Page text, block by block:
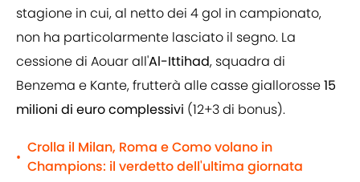
stagione in cui, al netto dei 4 gol in campionato,
non ha particolarmente lasciato il segno. La
cessione di Aouar all'Al-Ittihad, squadra di
Benzema e Kante, frutterà alle casse giallorosse15
milioni di euro complessivi (12+3 di bonus).
•
Crolla il Milan, Roma e Como volano in
Champions: il verdetto dell'ultima giornata